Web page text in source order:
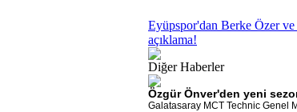
Eyüpspor'dan Berke Özer
açıklama!
Diğer Haberler
Özgür Önver'den yeni
Galatasaray MCT Technic Genel